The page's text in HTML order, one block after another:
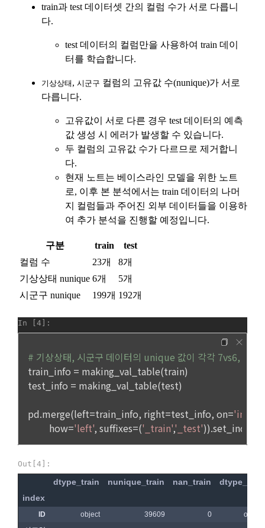
2. "회원"이 "회사"와 개별 계약을 체결하여 서비스를 이용하는
1. "회원"이 이용신청(회원가입 신청) 작성 후에 "회사"가 웹 상
의 안내를 "회원"에게 통지함으로써 이용계약이 성립된다.
2. “회사”는 "회사"의 ‘데이콘 인재풀 등록’ 서비스를 이용하고자
하는 자가 본 약관과 개인정보취급방침을 읽고 이에 대하여 "동
의" 또는 "제출하기" 버튼을 누르는 경우 이를 서비스 이용에 대
한 신청으로 간주한다.
3. 제2항 신청에 있어 "회사"는 "회원"의 종류에 따라 전문기관을
통한 실명확인 및 본인인증을 요청할 수 있다. "회원"은 본인인
증에 필요한 이름, 생년월일, 연락처 등을 제공하여야 한다.
4. 페이스북 등 외부서비스와의 연동을 통해 이용계약을 신청할
사”가 “회원”의 외부 서비스 계정 정보 접근 및 활용에 “동의” 또
는 “확인”버튼을 누르면 “회사”가 웹 상의 안내 및 전자메일로
“회원”에게 통지함으로써 이용계약이 성립된다.
5. “회원”은 이용계약 성립 후, 당사의 동의 없이 임의로 회원 ID
를 변경할 수 없다.
6. 약관 및 실정법 위반 시 “회원”의 서비스 이용 제약이 생길 수
있다.
제 6 조 (개인정보)
1. “개인회원” 및 “인재회원”의 개인정보보호에 관해서는 관련법
2. “회사”는 이용계약과 서비스의 원활한 이행을 위하여 “개인회
원” 및 “인재회원”이 “서비스”를 이용하며 제공·생산한 정보를
3. “개인회원” 및 “인재회원”은 언제든지 원하는 경우에 서비스
에 제공한 개인정보의 수집과 이용에 대한 동의를 철회할 수 있
다. 다만 그 경우에는 일정 부분 서비스의 이용이 제한될 수 있
다.
모바일 서비스의 특성상 단말기 모델 정보가 수집될 수 있으나,
이는 개인을 식별할 수 없는 형태입니다.
4) 보상금 지급 시 수집하는 항목
소득세법)
5) 채용 합격 시, 기업의 요금 산정을 위한 수집 항목
필수항목: 합격자의 연봉정보
6) 서비스 이용과정이나 사업처리 과정에서 자동 수집되는 항목
IP Address, 쿠키, 방문일시, 서비스 이용 기록, 불량 이용 기록,
광고 ID, 접속 환경
나. 개인정보 수집방법
1) 회원가입 및 서비스 이용 과정에서 이용자가 개인정보 수집
에 대해 동의를 하고 직접 정보를 입력하는 경우, 해당 개인정보
를 수집
2) 데이콘 인재풀 등록, 기업 요금 정산, 이벤트 응모, 고객센터
문의 등의 방법으로 수집
3) 운영자를 통한 문의 과정에서 웹페이지, 메일, 팩스, 전화 등
을 통해 이용자의 개인정보가 수집
4) 오프라인에서 진행되는 이벤트, 세미나, 시상식 등에서 서면
을 통해 개인정보가 수집
5) 데이콘과 제휴한 외부 기업이나 단체로부터 개인정보를 제공
받을 수 있으며, 이러한 경우에는 정보통신망법에 따라 제휴사
에서 이용자에게 개인정보 제공 동의 등을 받은 후에 데이콘에
제공합니다.